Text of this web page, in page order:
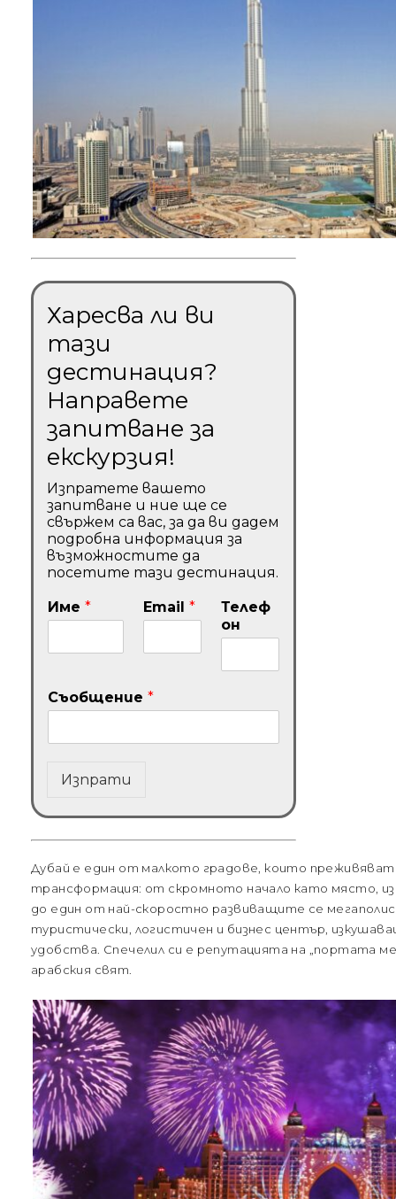
Харесва ли ви
тази
дестинация?
Направете
запитване за
екскурзия!
Изпратете вашето
запитване и ние ще се
свържем са вас, за да ви дадем
подробна информация за
възможностите да
посетите тази дестинация.
Име * Email *
Телеф
он
Съобщение *
Изпрати
Дубай е един от малкото градове, които преживяват
трансформация: от скромното начало като място,
до един от най-скоростно развиващите се
туристически, логистичен и бизнес център,
удобства. Спечелил си е репутацията на „портата
арабския свят.